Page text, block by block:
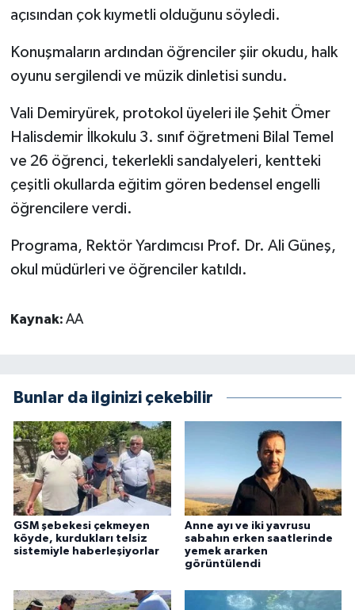
açısından çok kıymetli olduğunu söyledi.
Konuşmaların ardından öğrenciler şiir okudu, halk
oyunu sergilendi ve müzik dinletisi sundu.
Vali Demiryürek, protokol üyeleri ile Şehit Ömer
Halisdemir İlkokulu 3. sınıf öğretmeni Bilal Temel
ve 26 öğrenci, tekerlekli sandalyeleri, kentteki
çeşitli okullarda eğitim gören bedensel engelli
öğrencilere verdi.
Programa, Rektör Yardımcısı Prof. Dr. Ali Güneş,
okul müdürleri ve öğrenciler katıldı.
Kaynak: AA
Bunlar da ilginizi çekebilir
GSM şebekesi çekmeyen
köyde, kurdukları telsiz
sistemiyle haberleşiyorlar
Anne ayı ve iki yavrusu
sabahın erken saatlerinde
yemek ararken
görüntülendi